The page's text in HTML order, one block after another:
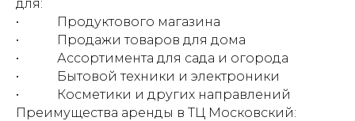
для:
• Продуктового магазина
• Продажи товаров для дома
• Ассортимента для сада и огорода
• Бытовой техники и электроники
• Косметики и других направлений
Преимущества аренды в ТЦ Московский: